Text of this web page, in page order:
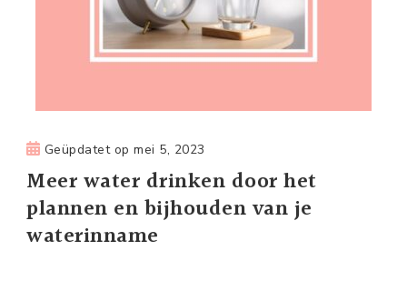
Geüpdatet opmei 5, 2023
Meer water drinken door het
plannen en bijhouden van je
waterinname